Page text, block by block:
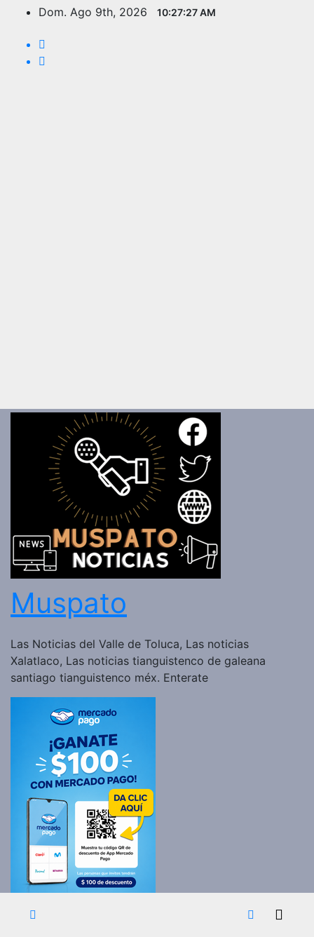
Saltar
contenido
Dom. Ago 9th, 2026 10:27:28 AM
Muspato
Las Noticias del Valle de Toluca, Las noticias
Xalatlaco, Las noticias tianguistenco de galeana
santiago tianguistenco méx. Enterate